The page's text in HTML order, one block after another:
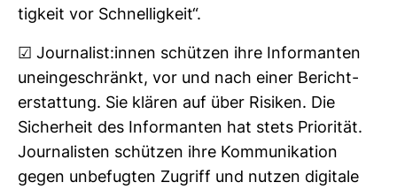
tig­keit vor Schnel­lig­keit“.
☑ Jour­na­list:innen schützen ihre Infor­manten
unein­ge­schränkt, vor und nach einer Bericht­
erstat­tung. Sie klären auf über Risiken. Die
Sicher­heit des Infor­manten hat stets Prio­rität.
Jour­na­listen schützen ihre Kom­mu­ni­ka­tion
gegen unbe­fugten Zugriff und nutzen digi­tale